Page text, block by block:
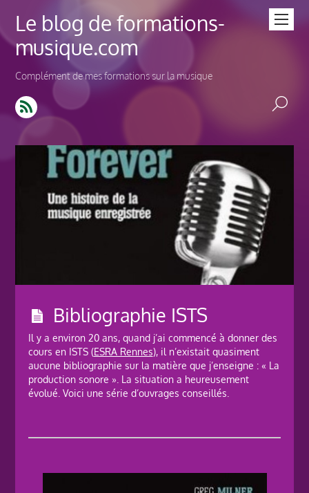
Le blog de formations-
musique.com
Complément de mes formations sur la musique
Bibliographie ISTS
Il y a environ 20 ans, quand j’ai commencé à donner des
cours en ISTS (ESRA Rennes), il n’existait quasiment
aucune bibliographie sur la matière que j’enseigne : « La
production sonore ». La situation a heureusement
évolué. Voici une série d’ouvrages conseillés.